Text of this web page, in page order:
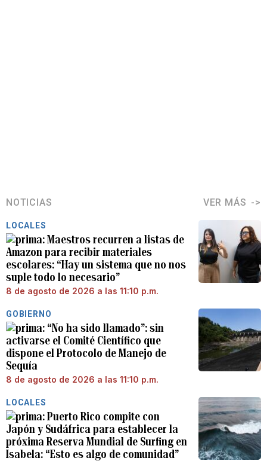
NOTICIAS VER MÁS
LOCALES
Maestros recurren a listas de
Amazon para recibir materiales
escolares: “Hay un sistema que no nos
suple todo lo necesario”
8 de agosto de 2026 a las 11:10 p.m.
GOBIERNO
“No ha sido llamado”: sin
activarse el Comité Científico que
dispone el Protocolo de Manejo de
Sequía
8 de agosto de 2026 a las 11:10 p.m.
LOCALES
Puerto Rico compite con
Japón y Sudáfrica para establecer la
próxima Reserva Mundial de Surfing en
Isabela: “Esto es algo de comunidad”